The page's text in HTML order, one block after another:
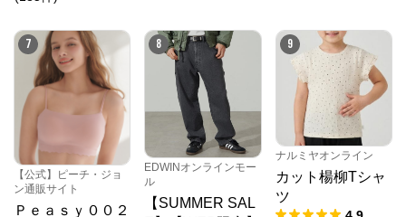
7
【公式】ピーチ・ジョ
ン通販サイト
Ｐｅａｓｙ００２
8
EDWINオンラインモー
ル
【SUMMER SAL
9
ナルミヤオンライン
カット楊柳Tシャ
ツ
クロスプラス オンラインストア
公式ECサイト
※外部サイトが開きます